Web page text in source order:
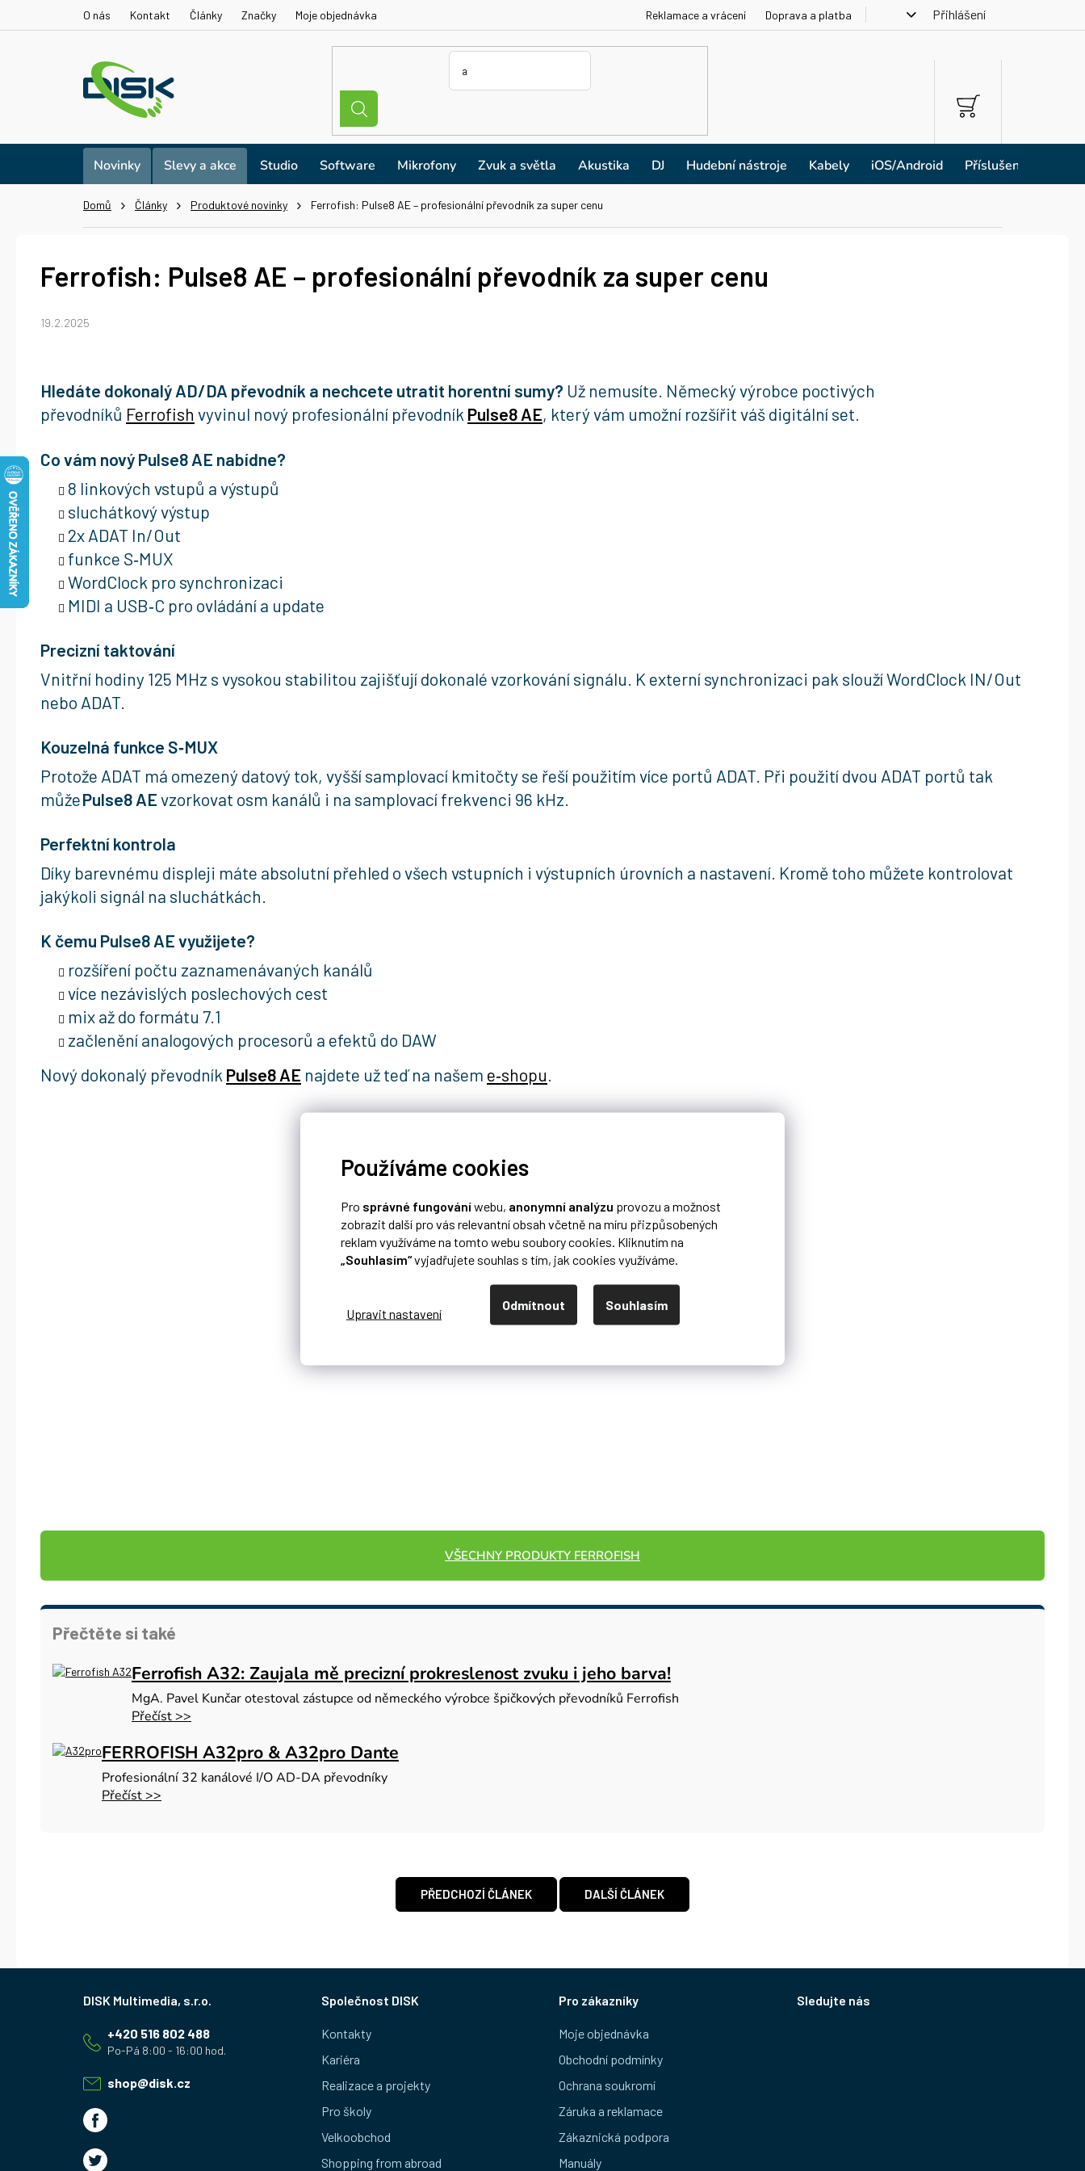
Používáme cookies
Pro správné fungováníwebu, anonymní analýzu provozu a možnost
zobrazit další pro vás relevantní obsah včetně na míru přizpůsobených
reklam využíváme na tomto webu soubory cookies. Kliknutím na
„Souhlasím“vyjadřujete souhlas s tím, jak cookies využíváme.
Odmítnout Souhlasím
O nás Kontakt Články Značky Moje objednávka Reklamace a vrácení Doprava a platba Přihlášení
NÁKUPNÍ
KOŠÍK
Novinky Slevy a akce Studio Software Mikrofony Zvuk a světla Akustika DJ Hudební nástroje Kabely iOS/Android Příslušenství
Domů Články Produktové novinky Ferrofish: Pulse8 AE – profesionální převodník za super cenu
Ferrofish: Pulse8 AE – profesionální převodník za super cenu
19.2.2025
Hledáte dokonalý AD/DA převodník a nechcete utratit horentní sumy? Už nemusíte. Německý výrobce poctivých
převodníků Ferrofish vyvinul nový profesionální převodník Pulse8 AE, který vám umožní rozšířit váš digitální set.
Co vám nový Pulse8 AE nabídne?
8 linkových vstupů a výstupů
sluchátkový výstup
2x ADAT In/Out
funkce S‑MUX
WordClock pro synchronizaci
MIDI a USB‑C pro ovládání a update
Precizní taktování
Vnitřní hodiny 125 MHz s vysokou stabilitou zajišťují dokonalé vzorkování signálu. K externí synchronizaci pak slouží WordClock IN/Out
nebo ADAT.
Kouzelná funkce S‑MUX
Protože ADAT má omezený datový tok, vyšší samplovací kmitočty se řeší použitím více portů ADAT. Při použití dvou ADAT portů tak
můžePulse8 AE vzorkovat osm kanálů i na samplovací frekvenci 96 kHz.
Perfektní kontrola
Díky barevnému displeji máte absolutní přehled o všech vstupních i výstupních úrovních a nastavení. Kromě toho můžete kontrolovat
jakýkoli signál na sluchátkách.
K čemu Pulse8 AE využijete?
rozšíření počtu zaznamenávaných kanálů
více nezávislých poslechových cest
mix až do formátu 7.1
začlenění analogových procesorů a efektů do DAW
Nový dokonalý převodník Pulse8 AE najdete už teď na našem e‑shopu.
VŠECHNY PRODUKTY FERROFISH
Přečtěte si také
Ferrofish A32: Zaujala mě precizní prokreslenost zvuku i jeho barva!
MgA. Pavel Kunčar otestoval zástupce od německého výrobce špičkových převodníků Ferrofish
Přečíst >>
FERROFISH A32pro & A32pro Dante
Profesionální 32 kanálové I/O AD-DA převodníky
Přečíst >>
PŘEDCHOZÍ ČLÁNEK DALŠÍ ČLÁNEK
shop@disk.cz
+420 516 802 488
Společnost DISK
Kontakty
Kariéra
Realizace a projekty
Pro školy
Velkoobchod
Shopping from abroad
Pro zákazníky
Moje objednávka
Obchodní podmínky
Ochrana soukromí
Záruka a reklamace
Zákaznická podpora
Manuály
Sledujte nás